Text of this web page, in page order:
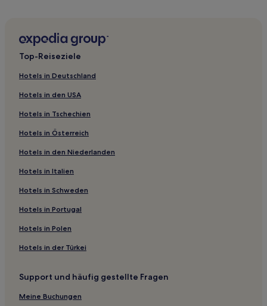
Salzburg Hotels
Hotels nahe Skilift Hintersee
Hotels nahe Mozart-Denkmal
Bezirk Salzburg-Umgebung: Hotels
Stadtzentrum von Golling an der Salzach Hotels
Hotels nahe Wallfahrtskirche Maria Plain
Hotels nahe Stiegl-Brauwelt
Gschwendt Hotels
Hotels nahe Zoo Salzburg
Salzburg: Hotels
Hotels nahe Museum Burg Golling
Hotels nahe Sky Space
Hotels nahe Bahnhof Wallersee
Eugendorf Hotels
Top-Reiseziele
Hotels in Deutschland
Hotels in den USA
Hotels in Tschechien
Hotels in Österreich
Hotels in den Niederlanden
Hotels in Italien
Hotels in Schweden
Hotels in Portugal
Hotels in Polen
Hotels in der Türkei
Support und häufig gestellte Fragen
Meine Buchungen